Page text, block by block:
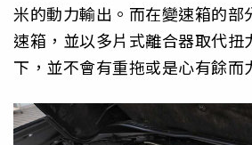
米的動力輸出。而在變速箱的部
速箱，並以多片式離合器取代扭
下，並不會有重拖或是心有餘而